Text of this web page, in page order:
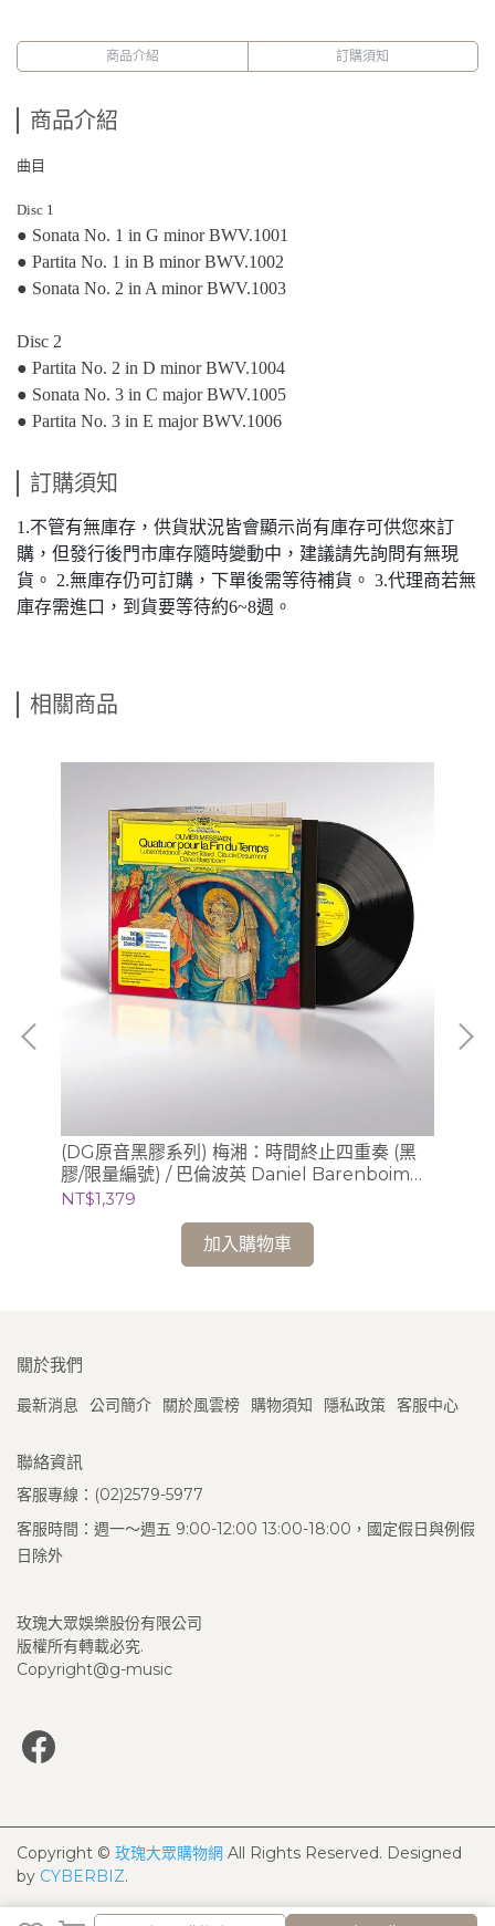
商品介紹 訂購須知
商品介紹
曲目
Disc 1
● Sonata No. 1 in G minor BWV.1001
● Partita No. 1 in B minor BWV.1002
● Sonata No. 2 in A minor BWV.1003
Disc 2
● Partita No. 2 in D minor BWV.1004
● Sonata No. 3 in C major BWV.1005
● Partita No. 3 in E major BWV.1006
訂購須知
1.不管有無庫存，供貨狀況皆會顯示尚有庫存可供您來訂
購，但發行後門市庫存隨時變動中，建議請先詢問有無現
貨。 2.無庫存仍可訂購，下單後需等待補貨。 3.代理商若無
庫存需進口，到貨要等待約6~8週。
相關商品
(DG原音黑膠系列) 梅湘：時間終止四重奏 (黑
膠/限量編號) / 巴倫波英 Daniel Barenboim
(鋼琴)
NT$1,379
加入購物車
關於我們
最新消息 公司簡介 關於風雲榜 購物須知 隱私政策 客服中心
聯絡資訊
客服專線：(02)2579-5977
客服時間：週一～週五 9:00-12:00 13:00-18:00，國定假日與例假
日除外
玫瑰大眾娛樂股份有限公司
版權所有轉載必究.
Copyright@g-music
Copyright © 玫瑰大眾購物網 All Rights Reserved. Designed
by CYBERBIZ.